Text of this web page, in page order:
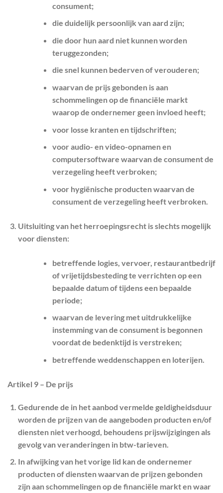
consument;
die duidelijk persoonlijk van aard zijn;
die door hun aard niet kunnen worden
teruggezonden;
die snel kunnen bederven of verouderen;
waarvan de prijs gebonden is aan
schommelingen op de financiële markt
waarop de ondernemer geen invloed heeft;
voor losse kranten en tijdschriften;
voor audio- en video-opnamen en
computersoftware waarvan de consument de
verzegeling heeft verbroken;
voor hygiënische producten waarvan de
consument de verzegeling heeft verbroken.
Uitsluiting van het herroepingsrecht is slechts mogelijk
voor diensten:
betreffende logies, vervoer, restaurantbedrijf
of vrijetijdsbesteding te verrichten op een
bepaalde datum of tijdens een bepaalde
periode;
waarvan de levering met uitdrukkelijke
instemming van de consument is begonnen
voordat de bedenktijd is verstreken;
betreffende weddenschappen en loterijen.
Artikel 9 – De prijs
Gedurende de in het aanbod vermelde geldigheidsduur
worden de prijzen van de aangeboden producten en/of
diensten niet verhoogd, behoudens prijswijzigingen als
gevolg van veranderingen in btw-tarieven.
In afwijking van het vorige lid kan de ondernemer
producten of diensten waarvan de prijzen gebonden
zijn aan schommelingen op de financiële markt en waar